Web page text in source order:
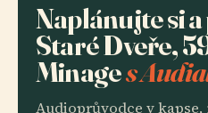
Naplánujte si
Staré Dveře,
Minages
Audioprůvodce v